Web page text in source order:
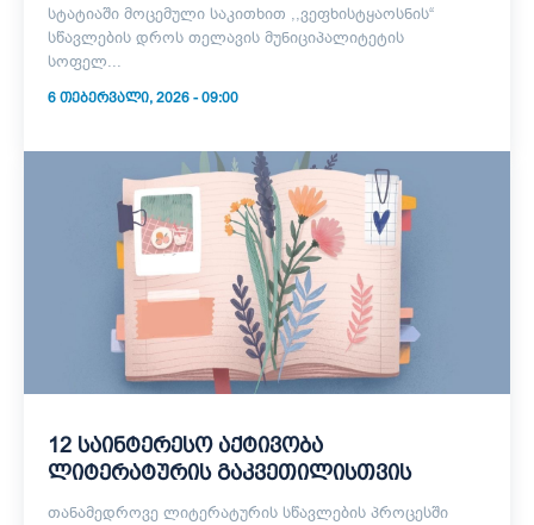
სტატიაში მოცემული საკითხით ,,ვეფხისტყაოსნის“
სწავლების დროს თელავის მუნიციპალიტეტის
სოფელ...
6 ᲗᲔᲑᲔᲠᲕᲐᲚᲘ, 2026 - 09:00
12 საინტერესო აქტივობა
ლიტერატურის გაკვეთილისთვის
თანამედროვე ლიტერატურის სწავლების პროცესში